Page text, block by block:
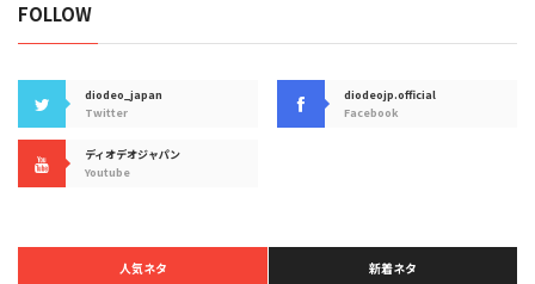
FOLLOW
diodeo_japan
Twitter
diodeojp.official
Facebook
ディオデオジャパン
Youtube
人気ネタ 新着ネタ